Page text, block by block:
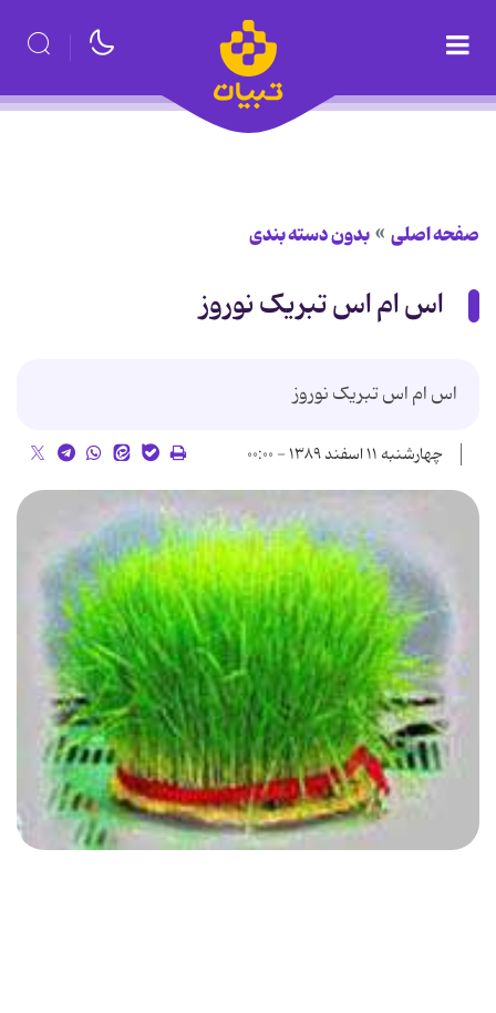
صفحه اصلی بدون دسته بندی
اس ام اس تبریک نوروز
اس ام اس تبریک نوروز
چهارشنبه ۱۱ اسفند ۱۳۸۹ - ۰۰:۰۰